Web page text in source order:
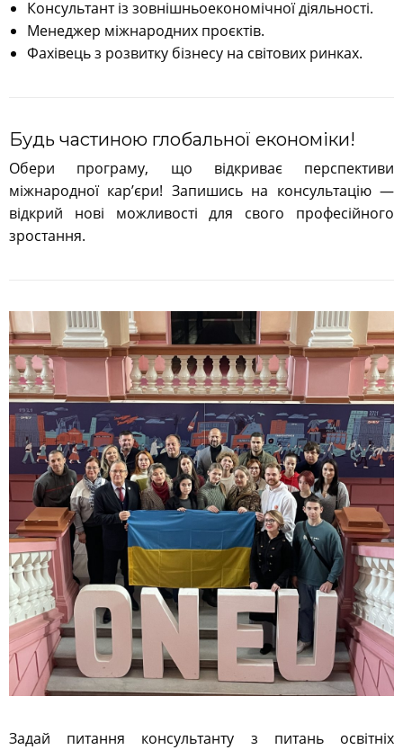
Консультант із зовнішньоекономічної діяльності.
Менеджер міжнародних проєктів.
Фахівець з розвитку бізнесу на світових ринках.
Будь частиною глобальної економіки!
Обери програму, що відкриває перспективи
міжнародної кар’єри! Запишись на консультацію —
відкрий нові можливості для свого професійного
зростання.
Задай питання консультанту з питань освітніх